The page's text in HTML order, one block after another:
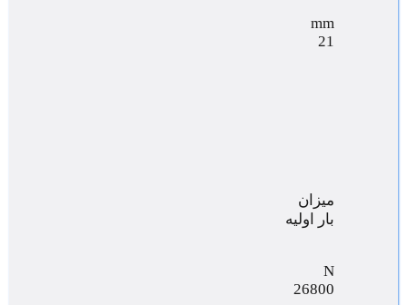
mm
21
میزان
بار اولیه
N
26800